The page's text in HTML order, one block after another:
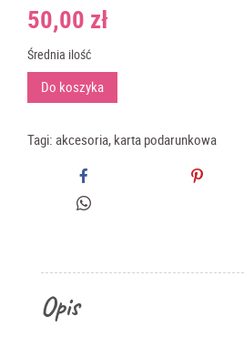
50,00 zł
Średnia ilość
ilość
Karta
Woolloop
dla
dziergania
Do koszyka
Tagi: akcesoria, karta podarunkowa
Opis